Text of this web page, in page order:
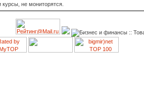
не мониторятся.